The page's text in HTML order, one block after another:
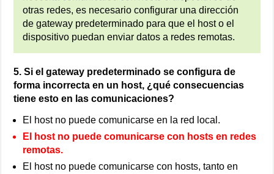
otras redes, es necesario configurar una dirección
de gateway predeterminado para que el host o el
dispositivo puedan enviar datos a redes remotas.
5. Si el gateway predeterminado se configura de
forma incorrecta en un host, ¿qué consecuencias
tiene esto en las comunicaciones?
El host no puede comunicarse en la red local.
El host no puede comunicarse con hosts en redes
remotas.
El host no puede comunicarse con hosts, tanto en